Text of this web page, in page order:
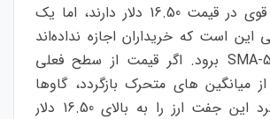
خرس‌ها دفاعی قوی در قیمت 16.50 دلار دارند، اما یک
این است که خریداران اجازه نداده‌اند
قیمت به زیر 50-SMA برود. اگر قیمت از سطح فعلی
میانگین های متحرک بازگردد، گاوها
سعی خواهند کرد این جفت ارز را به بالای 16.50 دلار